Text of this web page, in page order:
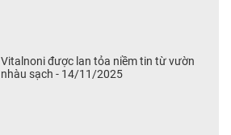
Vitalnoni được lan tỏa niềm tin từ vườn
nhàu sạch - 14/11/2025